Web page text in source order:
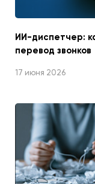
ИИ-диспетчер:
перевод звонков
17 июня 2026